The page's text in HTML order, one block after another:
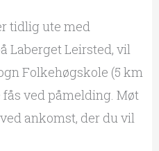
tidlig ute med
Laberget Leirsted, vil
Folkehøgskole (5 km
ved påmelding. Møt
ankomst, der du vil